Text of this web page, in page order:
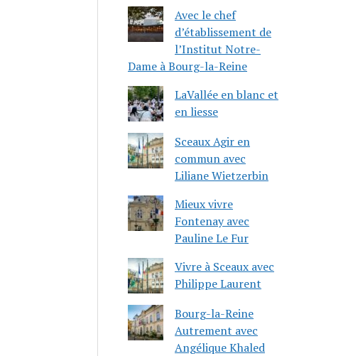
Avec le chef
d’établissement de
l’Institut Notre-
Dame à Bourg-la-Reine
LaVallée en blanc et
en liesse
Sceaux Agir en
commun avec
Liliane Wietzerbin
Mieux vivre
Fontenay avec
Pauline Le Fur
Vivre à Sceaux avec
Philippe Laurent
Bourg-la-Reine
Autrement avec
Angélique Khaled